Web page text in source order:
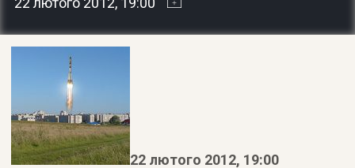
22 лютого 2012, 19:00